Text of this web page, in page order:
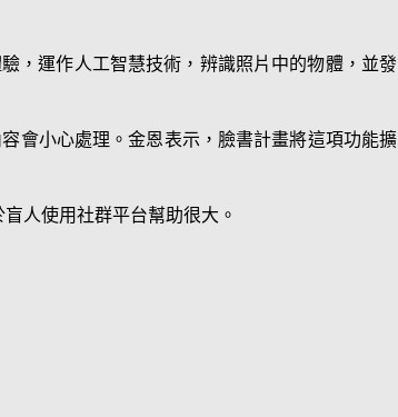
，運作人工智慧技術，辨識照片中的物體，並發
會小心處理。金恩表示，臉書計畫將這項功能擴
人使用社群平台幫助很大。